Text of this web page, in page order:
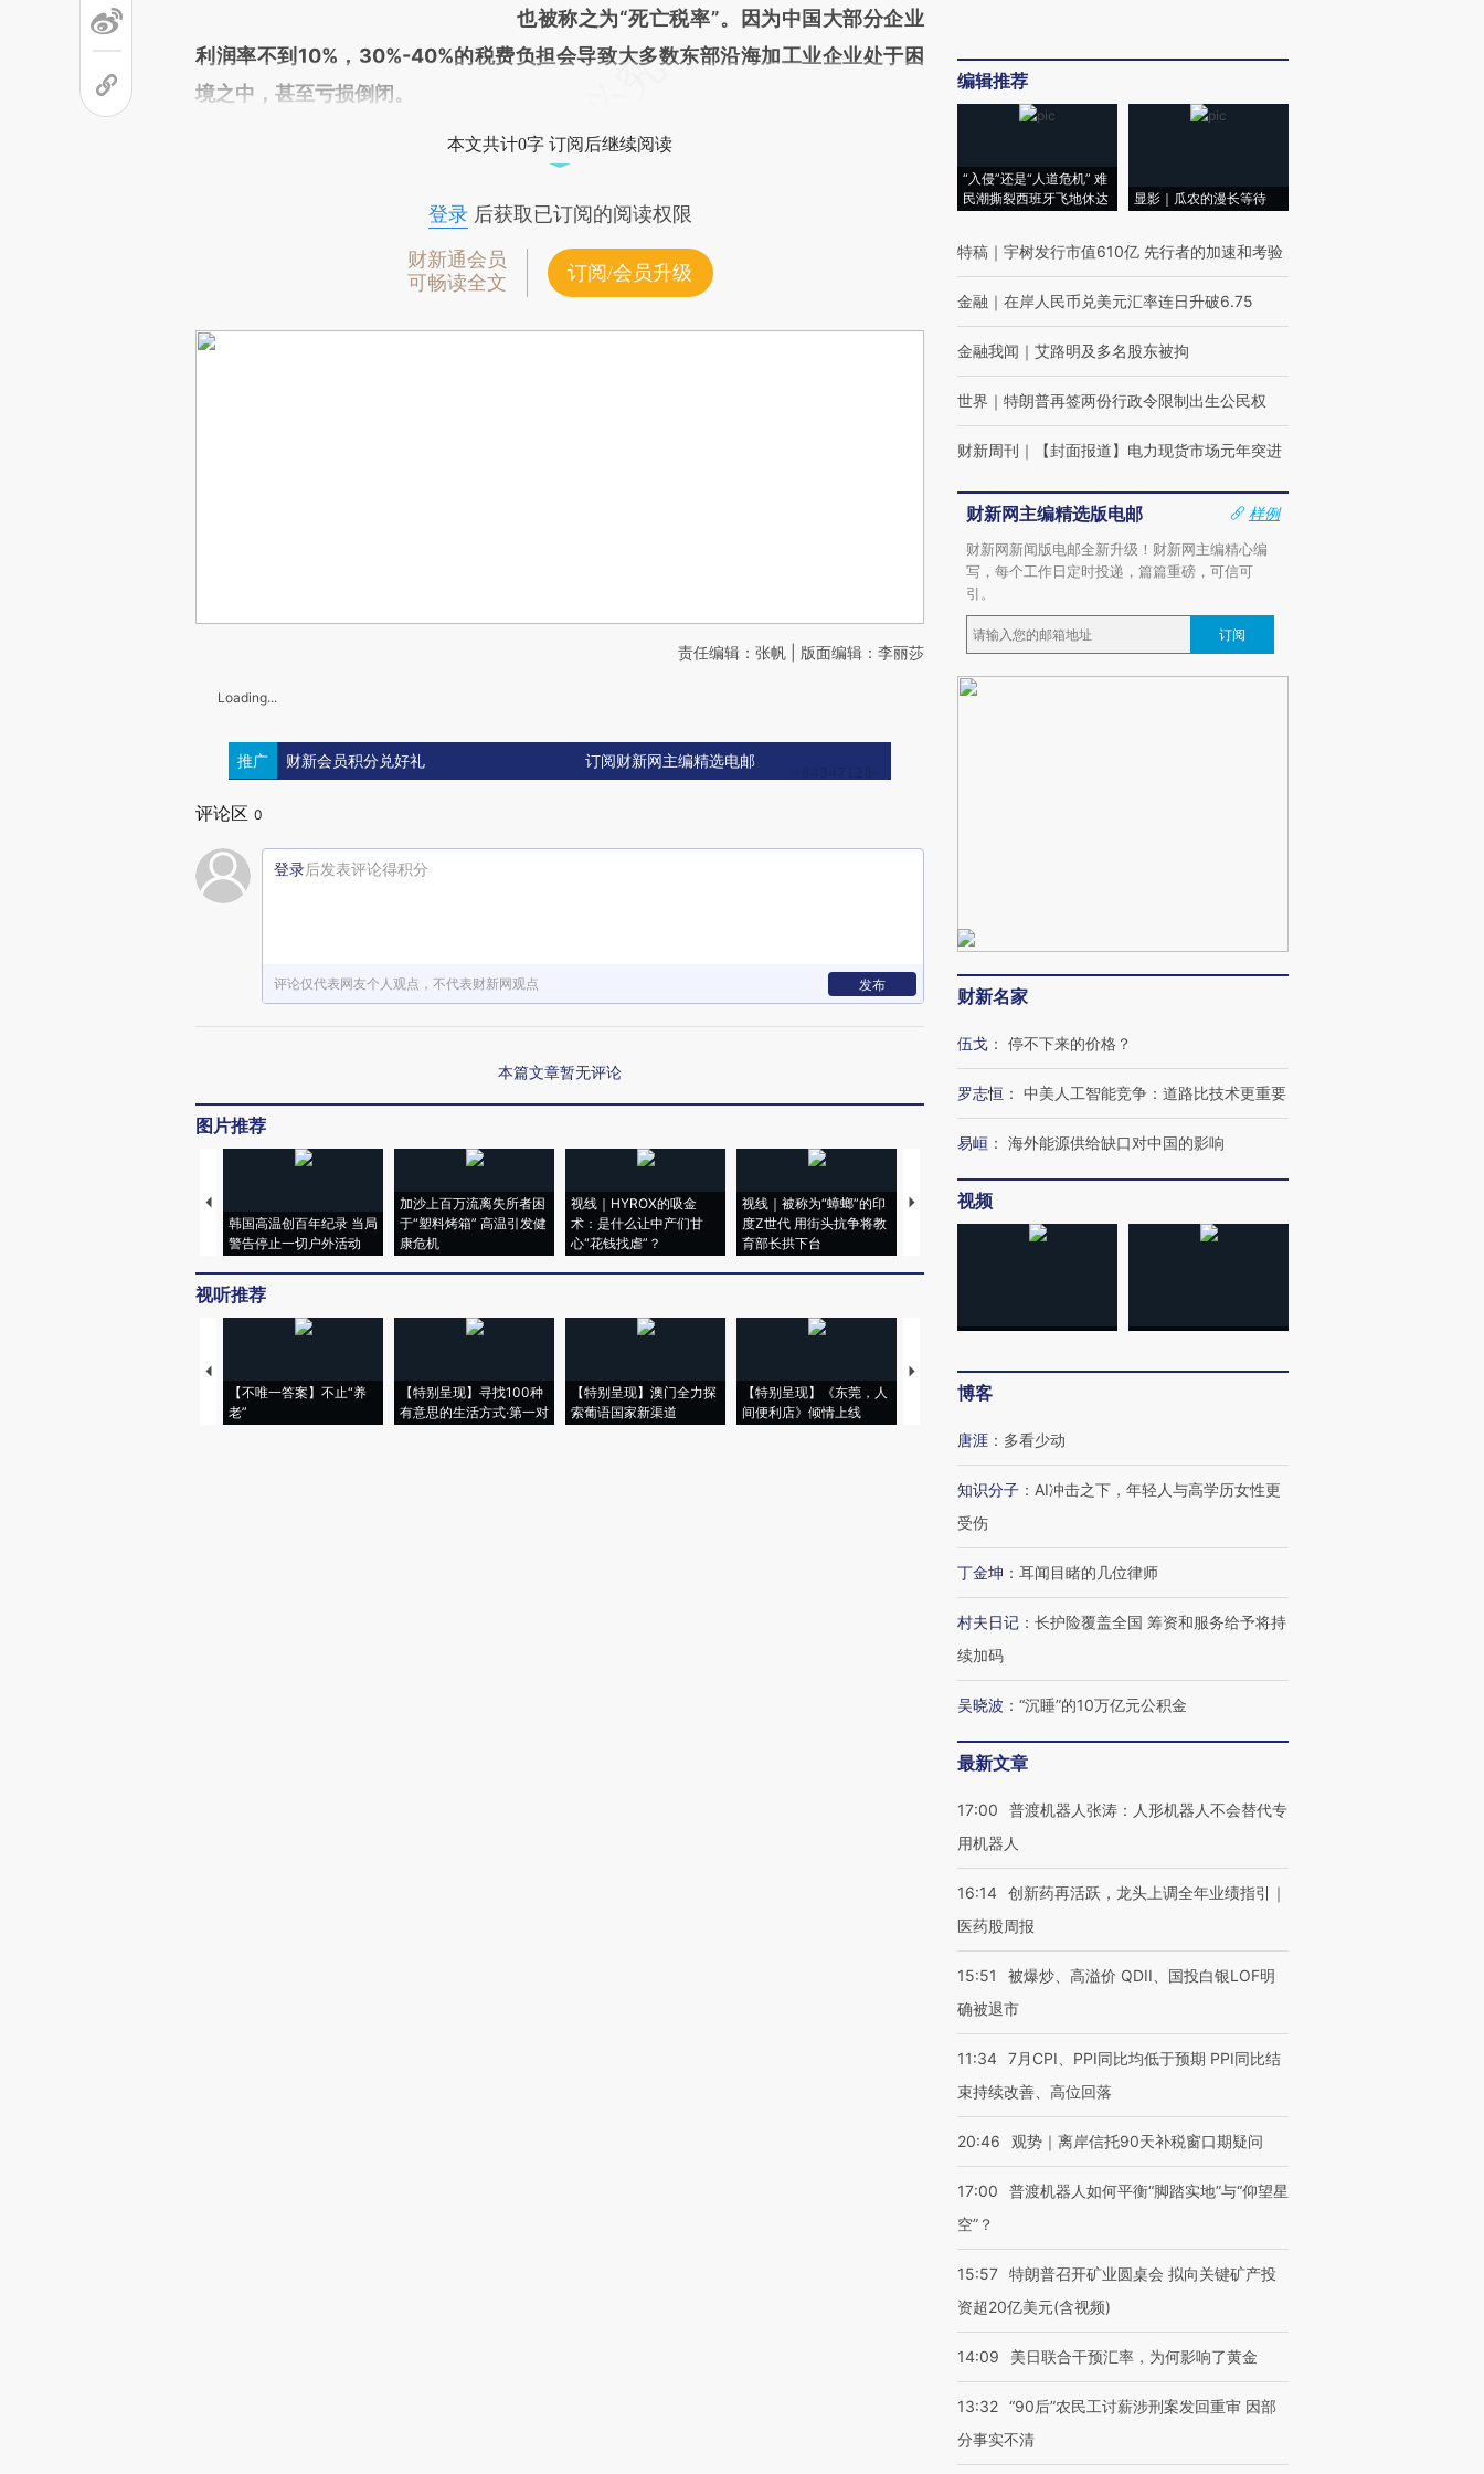
也被称之为“死亡税率”。因为中国大部分企业
利润率不到10%，30%-40%的税费负担会导致大多数东部沿海加工业企业处于困
境之中，甚至亏损倒闭。
本文共计0字 订阅后继续阅读
登录后获取已订阅的阅读权限
财新通会员
可畅读全文
订阅/会员升级
责任编辑：张帆 | 版面编辑：李丽莎
Loading...
推广 财新会员积分兑好礼 订阅财新网主编精选电邮
评论区 0
登录后发表评论得积分
评论仅代表网友个人观点，不代表财新网观点 发布
本篇文章暂无评论
图片推荐
韩国高温创百年纪录 当局
警告停止一切户外活动
加沙上百万流离失所者困
于“塑料烤箱” 高温引发健
康危机
视线｜HYROX的吸金
术：是什么让中产们甘
心“花钱找虐”？
视线｜被称为“蟑螂”的印
度Z世代 用街头抗争将教
育部长拱下台
视线｜“入侵”还是“人道危
机”？难民潮撕裂西班牙
128毫米 紧急转移近
雨 3小时累计雨量超80毫
视听推荐
【不唯一答案】不止“养
老”
【特别呈现】寻找100种
有意思的生活方式·第一对
【特别呈现】澳门全力探
索葡语国家新渠道
【特别呈现】《东莞，人
间便利店》倾情上线
【推广】走进第四届链博
会，让数智科技“链”接产
【商旅对话】华住集团
编辑推荐
“入侵”还是“人道危机” 难
民潮撕裂西班牙飞地休达
显影｜瓜农的漫长等待
特稿 ｜ 宇树发行市值610亿 先行者的加速和考验
金融 ｜ 在岸人民币兑美元汇率连日升破6.75
金融我闻 ｜ 艾路明及多名股东被拘
世界 ｜ 特朗普再签两份行政令限制出生公民权
财新周刊 ｜ 【封面报道】电力现货市场元年突进
财新网主编精选版电邮
样例
财新网新闻版电邮全新升级！财新网主编精心编
写，每个工作日定时投递，篇篇重磅，可信可
引。
订阅
财新名家
伍戈 ： 停不下来的价格？
罗志恒 ： 中美人工智能竞争：道路比技术更重要
易峘 ： 海外能源供给缺口对中国的影响
视频
博客
唐涯 ： 多看少动
知识分子 ： AI冲击之下，年轻人与高学历女性更
受伤
丁金坤 ： 耳闻目睹的几位律师
村夫日记 ： 长护险覆盖全国 筹资和服务给予将持
续加码
吴晓波 ： “沉睡”的10万亿元公积金
最新文章
17:00
普渡机器人张涛：人形机器人不会替代专
用机器人
16:14 创新药再活跃，龙头上调全年业绩指引｜
医药股周报
15:51
被爆炒、高溢价 QDII、国投白银LOF明
确被退市
11:34 7月CPI、PPI同比均低于预期 PPI同比结
束持续改善、高位回落
20:46 观势｜离岸信托90天补税窗口期疑问
17:00
普渡机器人如何平衡“脚踏实地”与“仰望星
空”？
15:57 特朗普召开矿业圆桌会 拟向关键矿产投
资超20亿美元(含视频)
14:09 美日联合干预汇率，为何影响了黄金
13:32 “90后”农民工讨薪涉刑案发回重审 因部
分事实不清